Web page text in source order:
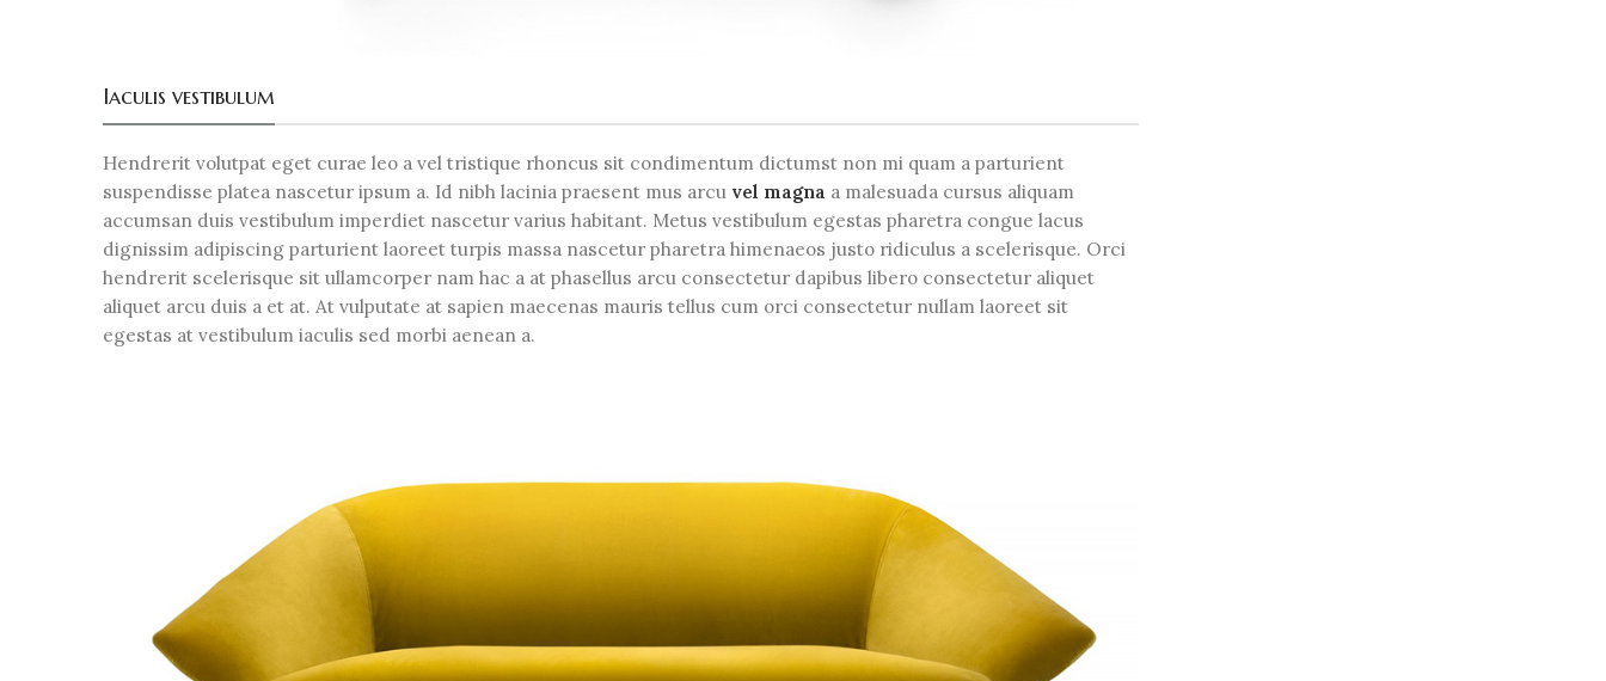
Iaculis vestibulum
Hendrerit volutpat eget curae leo a vel tristique rhoncus sit condimentum dictumst non mi quam a parturient
suspendisse platea nascetur ipsum a. Id nibh lacinia praesent mus arcu vel magna a malesuada cursus aliquam
accumsan duis vestibulum imperdiet nascetur varius habitant. Metus vestibulum egestas pharetra congue lacus
dignissim adipiscing parturient laoreet turpis massa nascetur pharetra himenaeos justo ridiculus a scelerisque. Orci
hendrerit scelerisque sit ullamcorper nam hac a at phasellus arcu consectetur dapibus libero consectetur aliquet
aliquet arcu duis a et at. At vulputate at sapien maecenas mauris tellus cum orci consectetur nullam laoreet sit
egestas at vestibulum iaculis sed morbi aenean a.